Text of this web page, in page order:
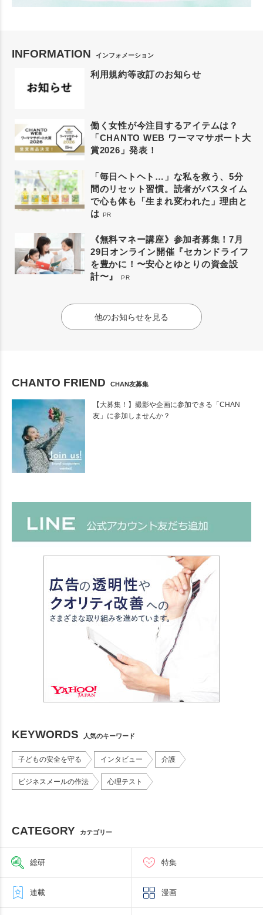
INFORMATION インフォメーション
利用規約等改訂のお知らせ
働く女性が今注目するアイテムは？
「CHANTO WEB ワーママサポート大
賞2026」発表！
「毎日ヘトヘト…」な私を救う、5分
間のリセット習慣。読者がバスタイム
で心も体も「生まれ変われた」理由と
は PR
《無料マネー講座》参加者募集！7月
29日オンライン開催『セカンドライフ
を豊かに！〜安心とゆとりの資金設
計〜』
PR
他のお知らせを見る
CHANTO FRIEND CHAN友募集
【大募集！】撮影や企画に参加できる「CHAN
友」に参加しませんか？
KEYWORDS 人気のキーワード
子どもの安全を守る インタビュー 介護
ビジネスメールの作法 心理テスト
CATEGORY カテゴリー
総研 特集
連載 漫画